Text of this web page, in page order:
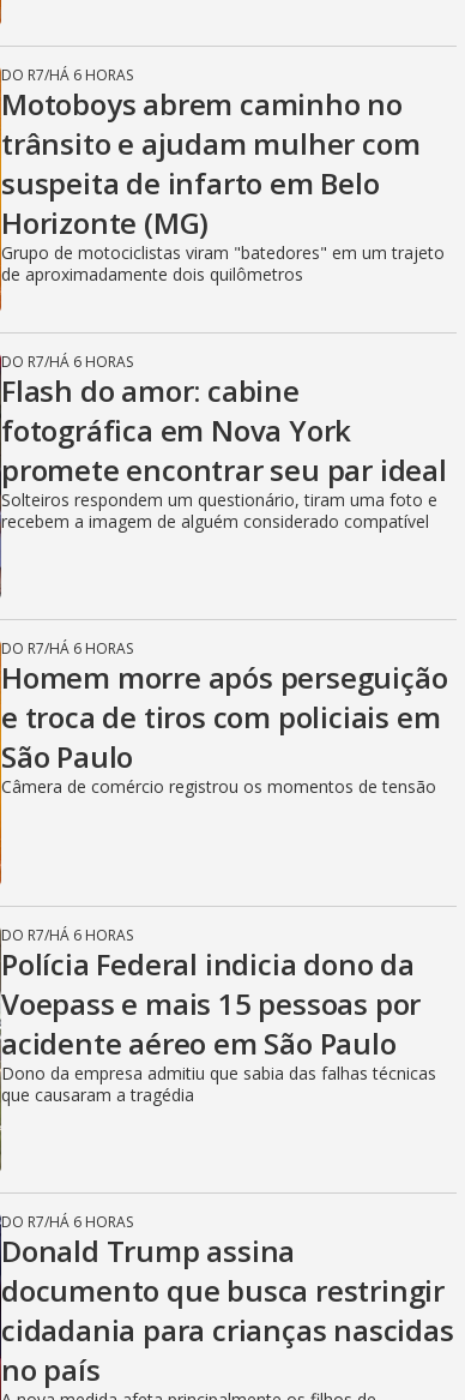
DO R7/HÁ 6 HORAS
Motoboys abrem caminho no
trânsito e ajudam mulher com
suspeita de infarto em Belo
Horizonte (MG)
Grupo de motociclistas viram "batedores" em um trajeto
de aproximadamente dois quilômetros
DO R7/HÁ 6 HORAS
Flash do amor: cabine
fotográfica em Nova York
promete encontrar seu par ideal
Solteiros respondem um questionário, tiram uma foto e
recebem a imagem de alguém considerado compatível
DO R7/HÁ 6 HORAS
Homem morre após perseguição
e troca de tiros com policiais em
São Paulo
Câmera de comércio registrou os momentos de tensão
DO R7/HÁ 6 HORAS
Polícia Federal indicia dono da
Voepass e mais 15 pessoas por
acidente aéreo em São Paulo
Dono da empresa admitiu que sabia das falhas técnicas
que causaram a tragédia
DO R7/HÁ 6 HORAS
Donald Trump assina
documento que busca restringir
cidadania para crianças nascidas
no país